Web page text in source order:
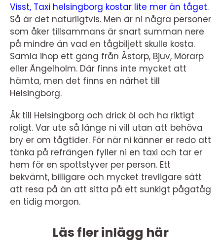
Visst, Taxi helsingborg kostar lite mer än tåget.
Så är det naturligtvis. Men är ni några personer
som åker tillsammans är snart summan nere
på mindre än vad en tågbiljett skulle kosta.
Samla ihop ett gäng från Åstorp, Bjuv, Mörarp
eller Ängelholm. Där finns inte mycket att
hämta, men det finns en närhet till
Helsingborg.
Åk till Helsingborg och drick öl och ha riktigt
roligt. Var ute så länge ni vill utan att behöva
bry er om tågtider. För när ni känner er redo att
tänka på refrängen fyller ni en taxi och tar er
hem för en spottstyver per person. Ett
bekvämt, billigare och mycket trevligare sätt
att resa på än att sitta på ett sunkigt pågatåg
en tidig morgon.
Läs fler inlägg här